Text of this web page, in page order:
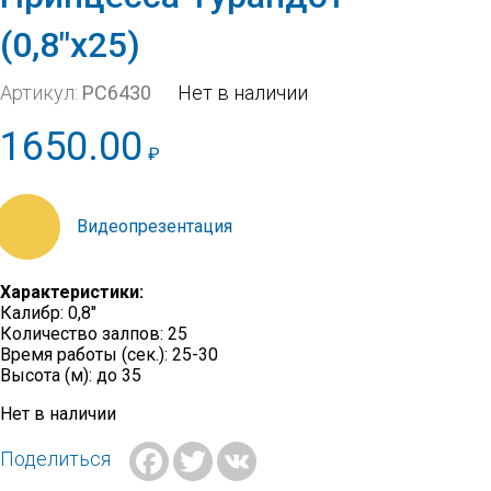
(0,8″х25)
Артикул: РС6430 Нет в наличии
1650.00 ₽
youtu.be/4XmzBZ19uLo
Характеристики:
Калибр: 0,8″
Количество залпов: 25
Время работы (сек.): 25-30
Высота (м): до 35
Нет в наличии
Поделиться Facebook
Twitter